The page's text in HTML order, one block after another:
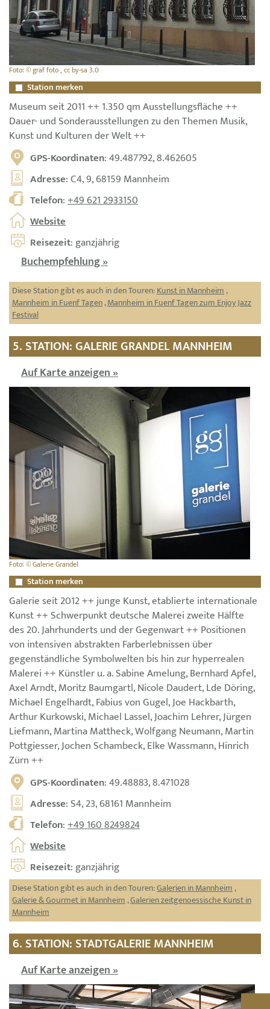
Foto: © graf foto , cc by-sa 3.0
Station merken
Museum seit 2011 ++ 1.350 qm Ausstellungsfläche ++
Dauer- und Sonderausstellungen zu den Themen Musik,
Kunst und Kulturen der Welt ++
GPS-Koordinaten: 49.487792, 8.462605
Adresse: C4, 9, 68159 Mannheim
Telefon:+49 621 2933150
Website
Reisezeit: ganzjährig
Buchempfehlung »
Diese Station gibt es auch in den Touren:Kunst in Mannheim,
Mannheim in Fuenf Tagen,Mannheim in Fuenf Tagen zum Enjoy Jazz
Festival
5. STATION: GALERIE GRANDEL MANNHEIM
Auf Karte anzeigen »
Foto: © Galerie Grandel
Station merken
Galerie seit 2012 ++ junge Kunst, etablierte internationale
Kunst ++ Schwerpunkt deutsche Malerei zweite Hälfte
des 20. Jahrhunderts und der Gegenwart ++ Positionen
von intensiven abstrakten Farberlebnissen über
gegenständliche Symbolwelten bis hin zur hyperrealen
Malerei ++ Künstler u. a. Sabine Amelung, Bernhard Apfel,
Axel Arndt, Moritz Baumgartl, Nicole Daudert, Lde Döring,
Michael Engelhardt, Fabius von Gugel, Joe Hackbarth,
Arthur Kurkowski, Michael Lassel, Joachim Lehrer, Jürgen
Liefmann, Martina Mattheck, Wolfgang Neumann, Martin
Pottgiesser, Jochen Schambeck, Elke Wassmann, Hinrich
Zürn ++
GPS-Koordinaten: 49.48883, 8.471028
Adresse: S4, 23, 68161 Mannheim
Telefon:+49 160 8249824
Website
Reisezeit: ganzjährig
Diese Station gibt es auch in den Touren:Galerien in Mannheim,
Galerie & Gourmet in Mannheim,Galerien zeitgenoessische Kunst in
Mannheim
6. STATION: STADTGALERIE MANNHEIM
Auf Karte anzeigen »